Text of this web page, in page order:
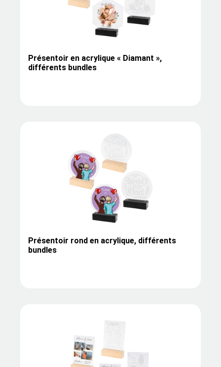
Présentoir en acrylique « Diamant »,
différents bundles
Présentoir rond en acrylique, différents
bundles